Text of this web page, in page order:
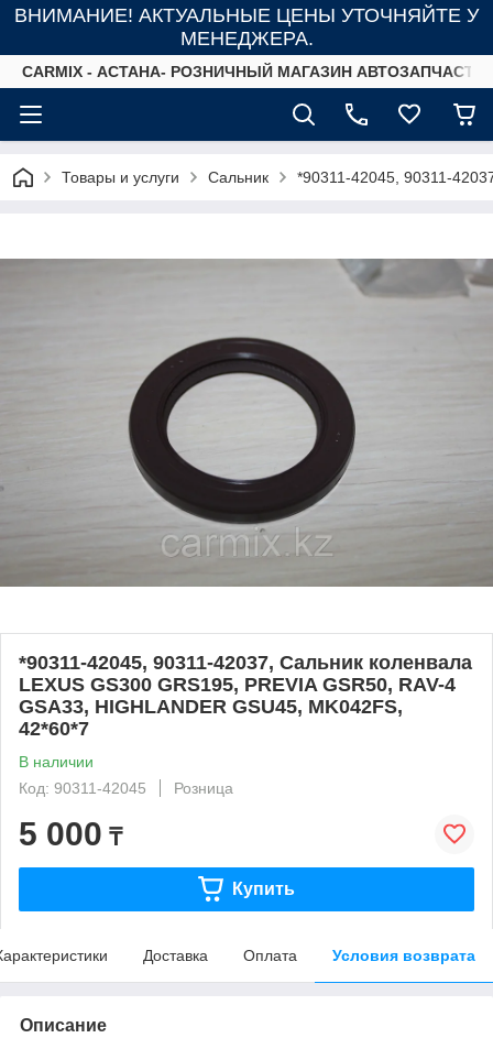
ВНИМАНИЕ! АКТУАЛЬНЫЕ ЦЕНЫ УТОЧНЯЙТЕ У
МЕНЕДЖЕРА.
СARMIX - АСТАНА- РОЗНИЧНЫЙ МАГАЗИН
Товары и услуги Сальник *90311-42045, 90311-
*90311-42045, 90311-42037, Сальник коленвала
LEXUS GS300 GRS195, PREVIA GSR50, RAV-4
GSA33, HIGHLANDER GSU45, MK042FS,
42*60*7
В наличии
Код: 90311-42045
Розница
5 000 ₸
Купить
Доставка Оплата Условия возврата
Описание